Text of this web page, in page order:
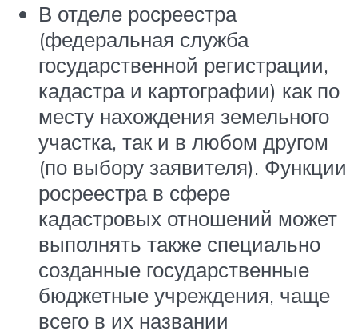
В отделе росреестра
(федеральная служба
государственной регистрации,
кадастра и картографии) как по
месту нахождения земельного
участка, так и в любом другом
(по выбору заявителя). Функции
росреестра в сфере
кадастровых отношений может
выполнять также специально
созданные государственные
бюджетные учреждения, чаще
всего в их названии